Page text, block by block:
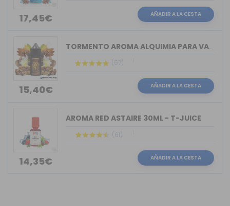
17,45€ AÑADIR A LA CESTA
15,40€
TORMENTO AROMA ALQUIMIA PARA VAPERS 30ML
(57)
AÑADIR A LA CESTA
14,35€
AROMA RED ASTAIRE 30ML - T-JUICE
(61)
AÑADIR A LA CESTA